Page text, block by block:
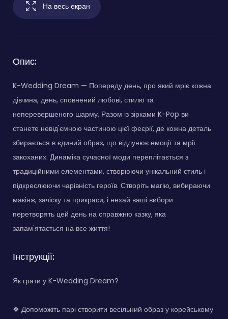
На весь екран
Опис:
K-Wedding Dream — Попереду день, про який мріє кожна
дівчина, день, сповнений любові, стилю та
неперевершеного шарму. Разом із зірками K-Pop ви
станете невід'ємною частиною цієї феєрії, де кожна деталь
збирається в єдиний образ, що відлунює емоції та мрії
закоханих. Динаміка сучасної моди переплітається з
традиційними елементами, створюючи унікальний стиль і
підкреслюючи чарівність героїв. Створіть магію, вибираючи
макіяж, зачіску та прикраси, і нехай ваші вибори
перетворять цей день на справжню казку, яка
запам'ятається на все життя!
Інструкції:
Як грати у K-Wedding Dream?
❖ Допоможіть парі створити весільний образ у корейському